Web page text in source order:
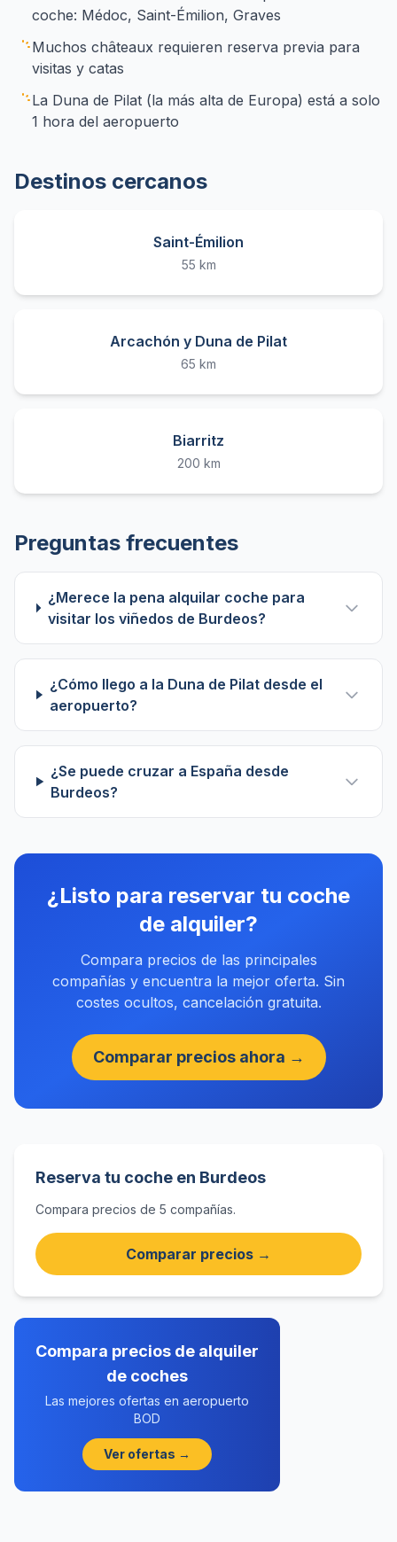
coche: Médoc, Saint-Émilion, Graves
Muchos châteaux requieren reserva previa para
visitas y catas
La Duna de Pilat (la más alta de Europa) está a solo
1 hora del aeropuerto
Destinos cercanos
Saint-Émilion
55 km
Arcachón y Duna de Pilat
65 km
Biarritz
200 km
Preguntas frecuentes
¿Merece la pena alquilar coche para
visitar los viñedos de Burdeos?
¿Cómo llego a la Duna de Pilat desde el
aeropuerto?
¿Se puede cruzar a España desde
Burdeos?
¿Listo para reservar tu coche
de alquiler?
Compara precios de las principales
compañías y encuentra la mejor oferta. Sin
costes ocultos, cancelación gratuita.
Comparar precios ahora →
Reserva tu coche en Burdeos
Compara precios de 5 compañías.
Comparar precios →
Compara precios de alquiler
de coches
Las mejores ofertas en aeropuerto
BOD
Ver ofertas →